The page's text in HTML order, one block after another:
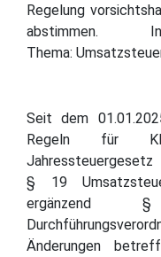
Regelung
abstimmen.
Thema:
Seit dem
Regeln für
§ 19
ergänzend
Änderungen